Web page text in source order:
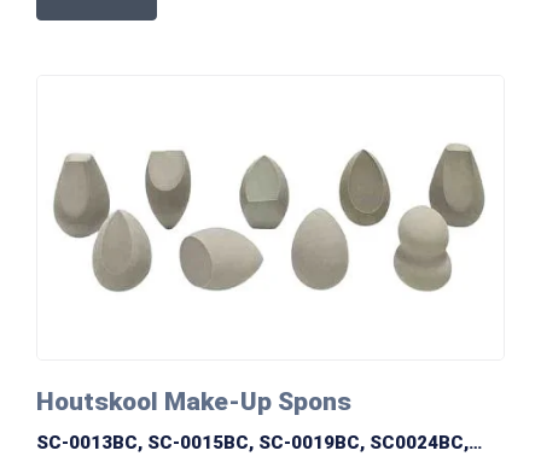
Houtskool Make-Up Spons
SC-0013BC, SC-0015BC, SC-0019BC, SC0024BC,